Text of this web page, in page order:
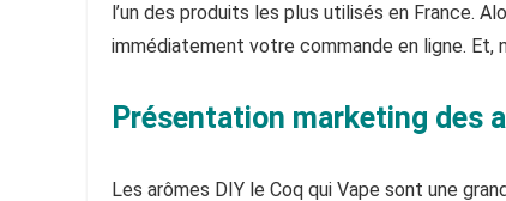
l’un des produits les plus utilisés en France.
immédiatement votre commande en ligne. Et,
Présentation marketing des
Les arômes DIY le Coq qui Vape sont une